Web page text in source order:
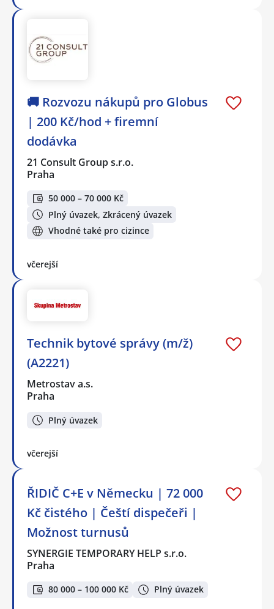
🚚 Rozvozu nákupů pro Globus
| 200 Kč/hod + firemní
dodávka
21 Consult Group s.r.o.
Praha
50 000 – 70 000 Kč
Plný úvazek, Zkrácený úvazek
Vhodné také pro cizince
včerejší
Technik bytové správy (m/ž)
(A2221)
Metrostav a.s.
Praha
Plný úvazek
včerejší
ŘIDIČ C+E v Německu | 72 000
Kč čistého | Čeští dispečeři |
Možnost turnusů
SYNERGIE TEMPORARY HELP s.r.o.
Praha
80 000 – 100 000 Kč Plný úvazek